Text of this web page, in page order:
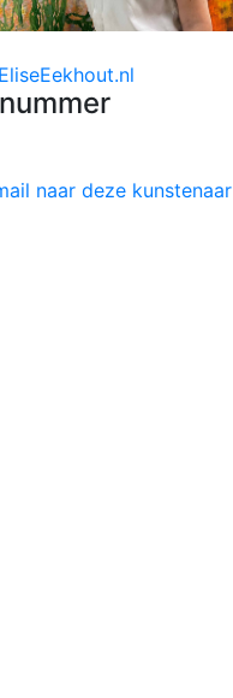
naar deze kunstenaar